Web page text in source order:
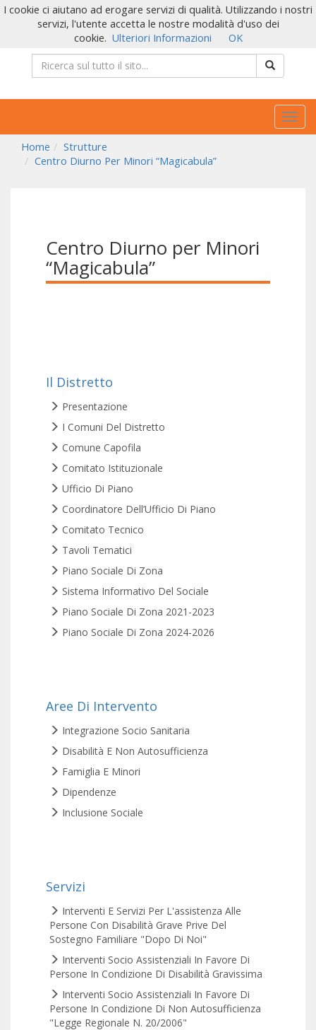
Home
Strutture
Centro Diurno Per Minori “Magicabula”
Centro Diurno per Minori
“Magicabula”
Il Distretto
Presentazione
I Comuni Del Distretto
Comune Capofila
Comitato Istituzionale
Ufficio Di Piano
Coordinatore Dell’Ufficio Di Piano
Comitato Tecnico
Tavoli Tematici
Piano Sociale Di Zona
Sistema Informativo Del Sociale
Piano Sociale Di Zona 2021-2023
Piano Sociale Di Zona 2024-2026
Aree Di Intervento
Integrazione Socio Sanitaria
Disabilità E Non Autosufficienza
Famiglia E Minori
Dipendenze
Inclusione Sociale
Servizi
Interventi E Servizi Per L'assistenza Alle
Persone Con Disabilità Grave Prive Del
Sostegno Familiare "Dopo Di Noi"
Interventi Socio Assistenziali In Favore Di
Persone In Condizione Di Disabilità Gravissima
Interventi Socio Assistenziali In Favore Di
Persone In Condizione Di Non Autosufficienza
"Legge Regionale N. 20/2006"
I cookie ci aiutano ad erogare servizi di qualità. Utilizzando i nostri
servizi, l'utente accetta le nostre modalità d'uso dei
cookie. Ulteriori Informazioni OK